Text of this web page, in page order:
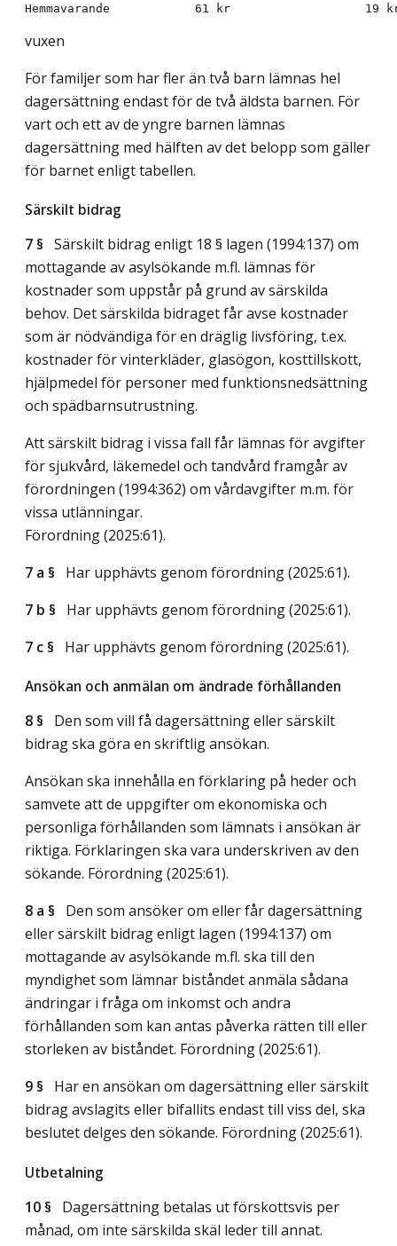
vuxen
För familjer som har fler än två barn lämnas hel
dagersättning endast för de två äldsta barnen. För
vart och ett av de yngre barnen lämnas
dagersättning med hälften av det belopp som gäller
för barnet enligt tabellen.
Särskilt bidrag
7 § Särskilt bidrag enligt 18 § lagen (1994:137) om
mottagande av asylsökande m.fl. lämnas för
kostnader som uppstår på grund av särskilda
behov. Det särskilda bidraget får avse kostnader
som är nödvändiga för en dräglig livsföring, t.ex.
kostnader för vinterkläder, glasögon, kosttillskott,
hjälpmedel för personer med funktionsnedsättning
och spädbarnsutrustning.
Att särskilt bidrag i vissa fall får lämnas för avgifter
för sjukvård, läkemedel och tandvård framgår av
förordningen (1994:362) om vårdavgifter m.m. för
vissa utlänningar.
Förordning (2025:61).
7 a § Har upphävts genom förordning (2025:61).
7 b § Har upphävts genom förordning (2025:61).
7 c § Har upphävts genom förordning (2025:61).
Ansökan och anmälan om ändrade förhållanden
8 § Den som vill få dagersättning eller särskilt
bidrag ska göra en skriftlig ansökan.
Ansökan ska innehålla en förklaring på heder och
samvete att de uppgifter om ekonomiska och
personliga förhållanden som lämnats i ansökan är
riktiga. Förklaringen ska vara underskriven av den
sökande. Förordning (2025:61).
8 a § Den som ansöker om eller får dagersättning
eller särskilt bidrag enligt lagen (1994:137) om
mottagande av asylsökande m.fl. ska till den
myndighet som lämnar biståndet anmäla sådana
ändringar i fråga om inkomst och andra
förhållanden som kan antas påverka rätten till eller
storleken av biståndet. Förordning (2025:61).
9 § Har en ansökan om dagersättning eller särskilt
bidrag avslagits eller bifallits endast till viss del, ska
beslutet delges den sökande. Förordning (2025:61).
Utbetalning
10 § Dagersättning betalas ut förskottsvis per
månad, om inte särskilda skäl leder till annat.